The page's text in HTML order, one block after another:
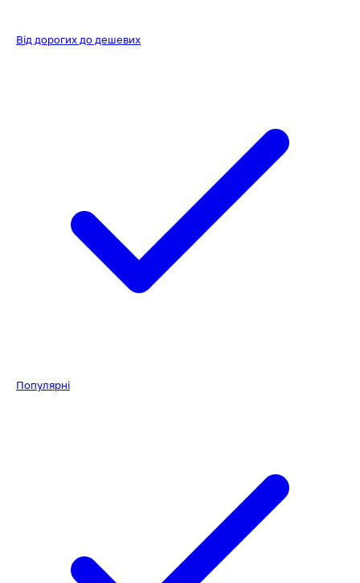
Від дорогих до дешевих
Популярні